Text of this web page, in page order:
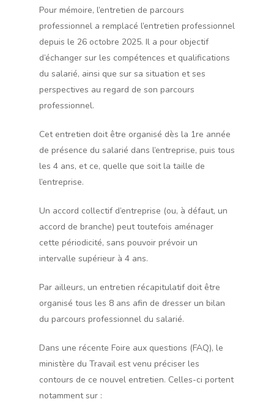
Pour mémoire, l’entretien de parcours
professionnel a remplacé l’entretien professionnel
depuis le 26 octobre 2025. Il a pour objectif
d’échanger sur les compétences et qualifications
du salarié, ainsi que sur sa situation et ses
perspectives au regard de son parcours
professionnel.
Cet entretien doit être organisé dès la 1re année
de présence du salarié dans l’entreprise, puis tous
les 4 ans, et ce, quelle que soit la taille de
l’entreprise.
Un accord collectif d’entreprise (ou, à défaut, un
accord de branche) peut toutefois aménager
cette périodicité, sans pouvoir prévoir un
intervalle supérieur à 4 ans.
Par ailleurs, un entretien récapitulatif doit être
organisé tous les 8 ans afin de dresser un bilan
du parcours professionnel du salarié.
Dans une récente Foire aux questions (FAQ), le
ministère du Travail est venu préciser les
contours de ce nouvel entretien. Celles-ci portent
notamment sur :